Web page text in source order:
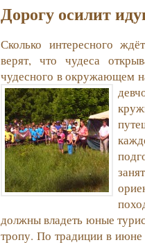
Дорогу осилит
Сколько интересного
верят, что чудеса
чудесного в окружающем
должны владеть юные
тропу. По традиции в